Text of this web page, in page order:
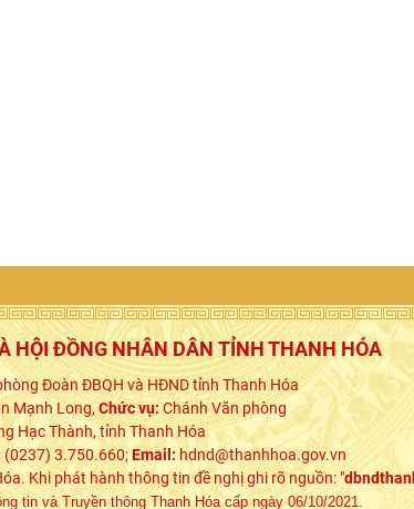
HỘI ĐỒNG NHÂN DÂN TỈNH THANH HÓA
Đoàn ĐBQH và HĐND tỉnh Thanh Hóa
Mạnh Long,Chức vụ:Chánh Văn phòng
Hạc Thành, tỉnh Thanh Hóa
(0237) 3.750.660;Email: hdnd@thanhhoa.gov.vn
Khi phát hành thông tin đề nghị ghi rõ nguồn: "
tin và Truyền thông Thanh Hóa cấp ngày 06/10/2021.